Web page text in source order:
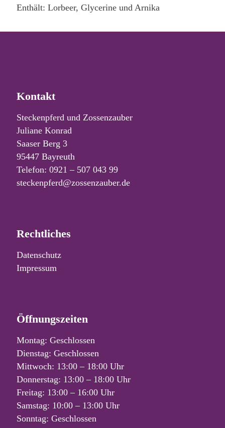
Enthält: Lorbeer, Glycerine und Arnika
Kontakt
Steckenpferd und Zossenzauber
Juliane Konrad
Saaser Berg 3
95447 Bayreuth
Telefon: 0921 – 507 043 99
steckenpferd@zossenzauber.de
Rechtliches
Datenschutz
Impressum
Öffnungszeiten
Montag: Geschlossen
Dienstag: Geschlossen
Mittwoch: 13:00 – 18:00 Uhr
Donnerstag: 13:00 – 18:00 Uhr
Freitag: 13:00 – 16:00 Uhr
Samstag: 10:00 – 13:00 Uhr
Sonntag: Geschlossen